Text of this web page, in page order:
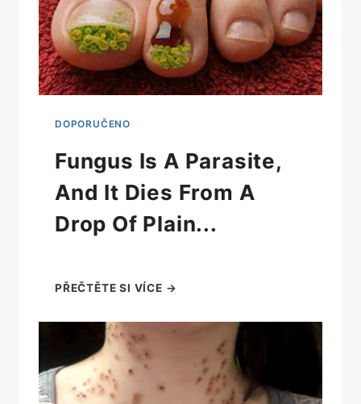
Fungus Is A Parasite,
And It Dies From A
Drop Of Plain...